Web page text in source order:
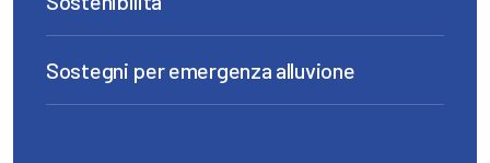
Sostegni per emergenza alluvione